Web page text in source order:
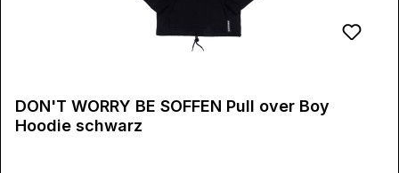
DON'T WORRY BE SOFFEN Pull over Boy
Hoodie schwarz